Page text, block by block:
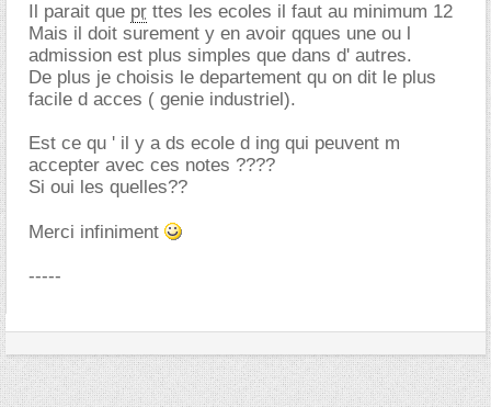
Il parait que pr ttes les ecoles il faut au minimum 12
Mais il doit surement y en avoir qques une ou l
admission est plus simples que dans d' autres.
De plus je choisis le departement qu on dit le plus
facile d acces ( genie industriel).
Est ce qu ' il y a ds ecole d ing qui peuvent m
accepter avec ces notes ????
Si oui les quelles??
Merci infiniment
-----